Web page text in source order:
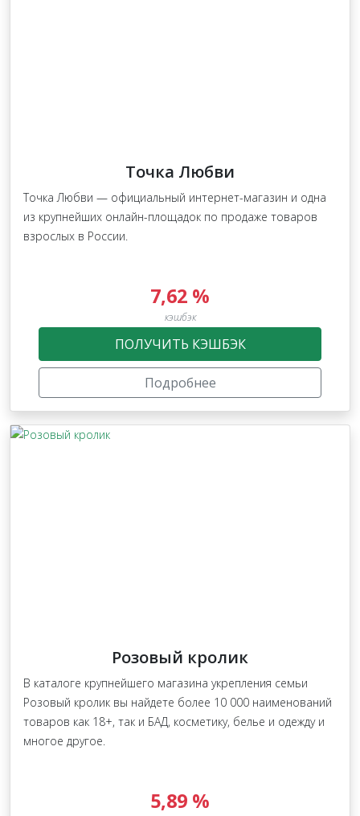
Точка Любви
Точка Любви — официальный интернет-магазин и одна
из крупнейших онлайн-площадок по продаже товаров
взрослых в России.
7,62 %
кэшбэк
ПОЛУЧИТЬ КЭШБЭК
Подробнее
Розовый кролик
В каталоге крупнейшего магазина укрепления семьи
Розовый кролик вы найдете более 10 000 наименований
товаров как 18+, так и БАД, косметику, белье и одежду и
многое другое.
5,89 %